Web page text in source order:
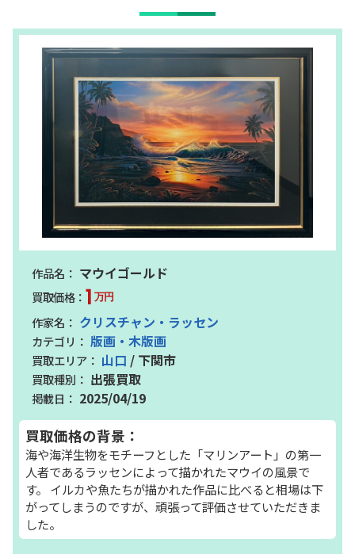
マウイゴールド
1 万円
クリスチャン・ラッセン
版画・木版画
山口 / 下関市
出張買取
2025/04/19
買取価格の背景：
海や海洋生物をモチーフとした「マリンアート」の第一
人者であるラッセンによって描かれたマウイの風景で
す。 イルカや魚たちが描かれた作品に比べると相場は下
がってしまうのですが、頑張って評価させていただきま
した。